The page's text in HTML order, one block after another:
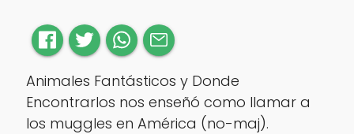
Animales Fantásticos y Donde
Encontrarlos nos enseñó como llamar a
los muggles en América (no-maj).